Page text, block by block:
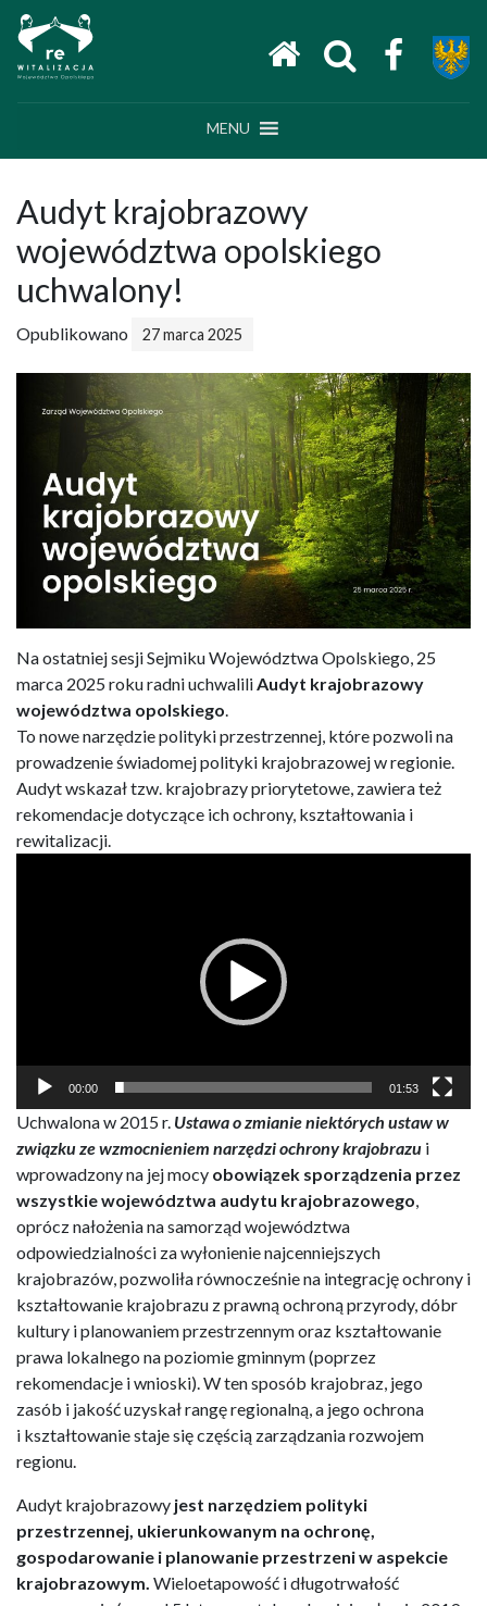
Main Navigation
MENU
Audyt krajobrazowy
województwa opolskiego
uchwalony!
Opublikowano 27 marca 2025
Na ostatniej sesji Sejmiku Województwa Opolskiego, 25
marca 2025 roku radni uchwaliliAudyt krajobrazowy
województwa opolskiego.
To nowe narzędzie polityki przestrzennej, które pozwoli na
prowadzenie świadomej polityki krajobrazowej w regionie.
Audyt wskazał tzw. krajobrazy priorytetowe, zawiera też
rekomendacje dotyczące ich ochrony, kształtowania i
rewitalizacji.
00:00 01:53
Uchwalona w 2015 r. Ustawao zmianie niektórych ustaw w
związku ze wzmocnieniem narzędzi ochrony krajobrazu i
wprowadzony na jej mocy obowiązek sporządzenia przez
wszystkie województwa audytu krajobrazowego,
oprócz nałożenia na samorząd województwa
odpowiedzialności za wyłonienie najcenniejszych
krajobrazów, pozwoliła równocześnie na integrację ochrony i
kształtowanie krajobrazu z prawną ochroną przyrody, dóbr
kultury i planowaniem przestrzennym oraz kształtowanie
prawa lokalnego na poziomie gminnym (poprzez
rekomendacje i wnioski). W ten sposób krajobraz, jego
zasób i jakość uzyskał rangę regionalną, a jego ochrona
i kształtowanie staje się częścią zarządzania rozwojem
regionu.
Audyt krajobrazowy jest narzędziem polityki
przestrzennej, ukierunkowanym na ochronę,
gospodarowanie i planowanie przestrzeni w aspekcie
krajobrazowym. Wieloetapowość i długotrwałość